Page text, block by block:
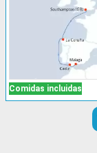
Comidas incluidas